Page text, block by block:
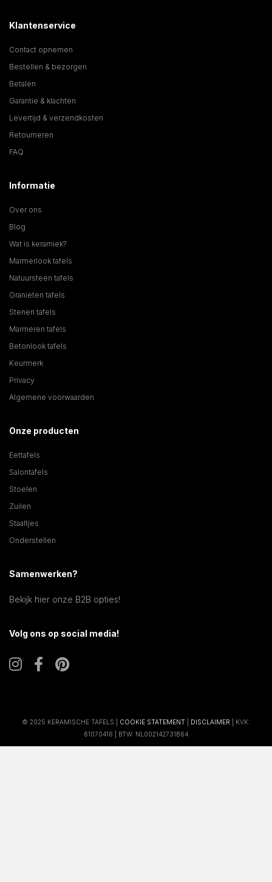
Klantenservice
Contact opnemen
Bestellen & bezorgen
Betalen
Garantie & klachten
Levertijd & verzendkosten
Retourneren
FAQ
Informatie
Over ons
Blog
Wat is keramiek?
Marmerlook tafels
Natuursteen tafels
Granieten tafels
Stenen tafels
Marmeren tafels
Betonlook tafels
Keurmerk
Privacy
Algemene voorwaarden
Onze producten
Eettafels
Salontafels
Stoelen
Zuilen
Staaltjes
Onderstellen
Samenwerken?
Bekijk hier onze B2B opties!
Volg ons op social media!
© 2025 KERAMISCHE TAFELS | COOKIE STATEMENT DISCLAIMER | KVK:
61070416 | BTW: NL002142731B64